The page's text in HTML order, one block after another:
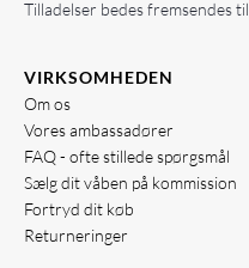
Tilladelser bedes fremsendes til
VIRKSOMHEDEN
Om os
Vores ambassadører
FAQ - ofte stillede spørgsmål
Sælg dit våben på kommission
Fortryd dit køb
Returneringer